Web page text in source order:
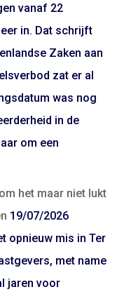
vanaf 22
in. Dat schrijft
Zaken aan
zat er al
was nog
in de
om een
het maar niet lukt
19/07/2026
opnieuw mis in Ter
met name
jaren voor